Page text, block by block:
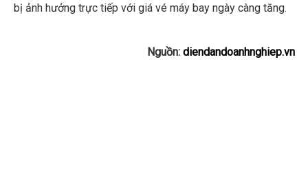
bị ảnh hưởng trực tiếp với giá vé máy bay ngày càng tăng.
Nguồn: diendandoanhnghiep.vn